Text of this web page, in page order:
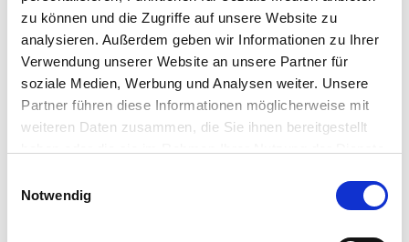
zu können und die Zugriffe auf unsere Website zu
analysieren. Außerdem geben wir Informationen zu Ihrer
Verwendung unserer Website an unsere Partner für
soziale Medien, Werbung und Analysen weiter. Unsere
Partner führen diese Informationen möglicherweise mit
weiteren Daten zusammen, die Sie ihnen bereitgestellt
Mehr Informationen finden Sie in unserer
Notwendig
E-Mail fxallilaire@gmail.com
Webseite coveris.com
SALES
Produktliste
ZERTIFIKATE